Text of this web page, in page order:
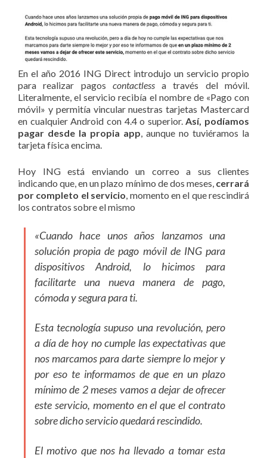
En el año 2016 ING Direct introdujo un servicio propio
para realizar pagos contactlessa través del móvil.
Literalmente, el servicio recibía el nombre de «Pago con
móvil» y permitía vincular nuestras tarjetas Mastercard
en cualquier Android con 4.4 o superior.Así, podíamos
pagar desde la propia app, aunque no tuviéramos la
tarjeta física encima.
Hoy ING está enviando un correo a sus clientes
indicando que, en un plazo mínimo de dos meses, cerrará
por completo el servicio, momento en el que rescindirá
los contratos sobre el mismo
«Cuando hace unos años lanzamos una
solución propia de pago móvil de ING para
dispositivos Android, lo hicimos para
facilitarte una nueva manera de pago,
cómoda y segura para ti.
Esta tecnología supuso una revolución, pero
a día de hoy no cumple las expectativas que
nos marcamos para darte siempre lo mejor y
por eso te informamos de que en un plazo
mínimo de 2 meses vamos a dejar de ofrecer
este servicio, momento en el que el contrato
sobre dicho servicio quedará rescindido.
El motivo que nos ha llevado a tomar esta